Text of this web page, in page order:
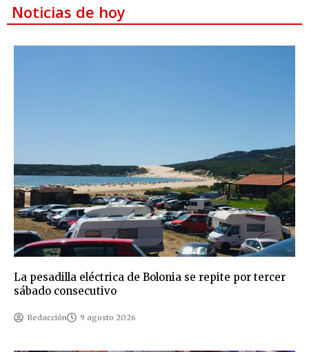
Noticias de hoy
La pesadilla eléctrica de Bolonia se repite por tercer
sábado consecutivo
Redacción 9 agosto 2026